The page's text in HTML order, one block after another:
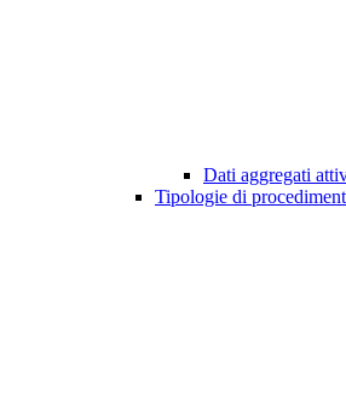
Dati aggregati
Tipologie di